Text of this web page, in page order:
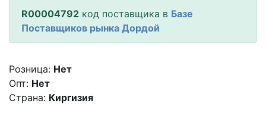
R00004792 код поставщика в Базе
Поставщиков рынка Дордой
Розница: Нет
Опт: Нет
Страна: Киргизия